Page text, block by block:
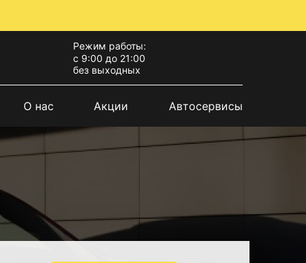
Режим работы:
с 9:00 до 21:00
без выходных
О нас Акции Автосервисы